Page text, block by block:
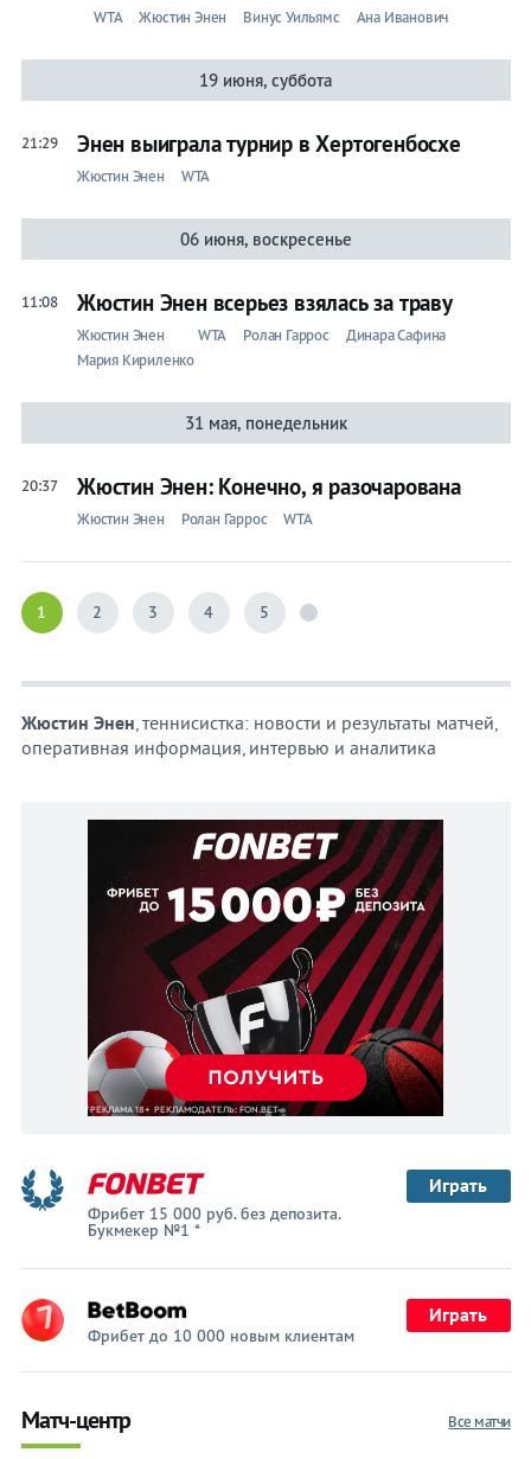
WTA Жюстин Энен Винус Уильямс Ана Иванович
19 июня, суббота
21:29 Энен выиграла турнир в Хертогенбосхе
Жюстин Энен WTA
06 июня, воскресенье
11:08 Жюстин Энен всерьез взялась за траву
Жюстин Энен WTA Ролан Гаррос
Динара Сафина
Мария Кириленко
31 мая, понедельник
20:37 Жюстин Энен: Конечно, я разочарована
Жюстин Энен Ролан Гаррос WTA
1 2 3 4 5
Жюстин Энен , теннисистка: новости и результаты матчей,
оперативная информация, интервью и аналитика
Фрибет 15 000 руб. без депозита.
Букмекер №1 *
Играть
Фрибет до 10 000 новым клиентам
Играть
Все матчи
Матч-центр